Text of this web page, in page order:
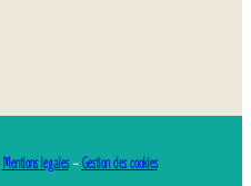
Mentions légales–Gestion des cookies